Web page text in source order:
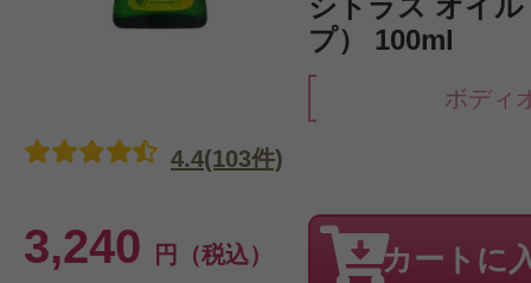
シトラス オイ
プ） 100ml
ボディ
3,240 円（税込）
4.4(103件)
カートに